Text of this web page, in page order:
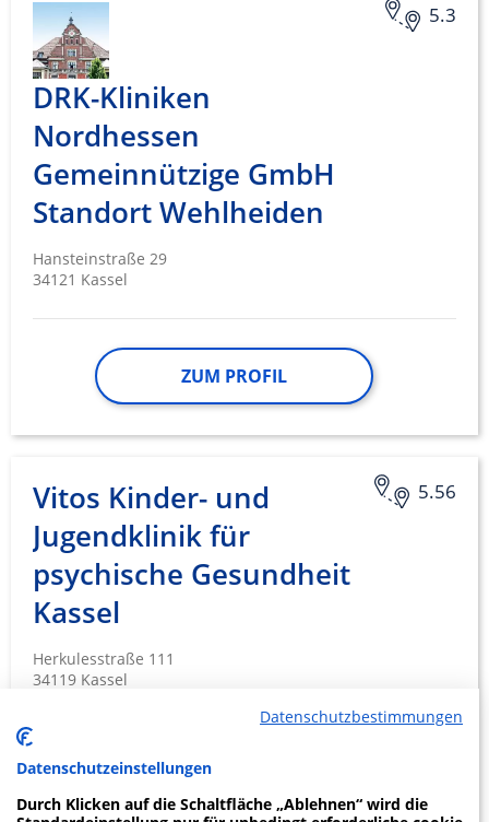
5.3
DRK-Kliniken
Nordhessen
Gemeinnützige GmbH
Standort Wehlheiden
Hansteinstraße 29
34121 Kassel
ZUM PROFIL
5.56
Vitos Kinder- und
Jugendklinik für
psychische Gesundheit
Kassel
Herkulesstraße 111
34119 Kassel
ZUM PROFIL
Datenschutzbestimmungen
Datenschutzeinstellungen
Durch Klicken auf die Schaltfläche „Ablehnen“ wird die